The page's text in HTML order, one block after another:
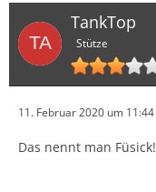
TankTop
Stütze
11. Februar 2020 um 11:44
Das nennt man Füsick!